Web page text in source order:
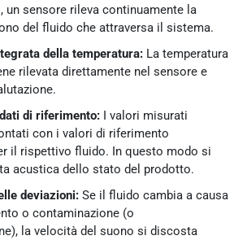
un sensore rileva continuamente la
del fluido che attraversa il sistema.
della temperatura: La temperatura
rilevata direttamente nel sensore e
di riferimento: I valori misurati
con i valori di riferimento
il rispettivo fluido. In questo modo si
acustica dello stato del prodotto.
deviazioni: Se il fluido cambia a causa
o contaminazione (o
la velocità del suono si discosta